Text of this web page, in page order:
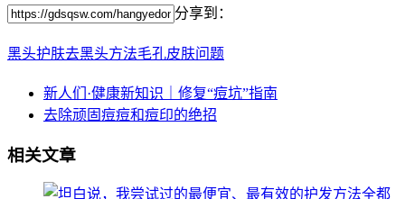
分享到：
黑头护肤去黑头方法毛孔皮肤问题
新人们·健康新知识｜修复“痘坑”指南
去除顽固痘痘和痘印的绝招
相关文章